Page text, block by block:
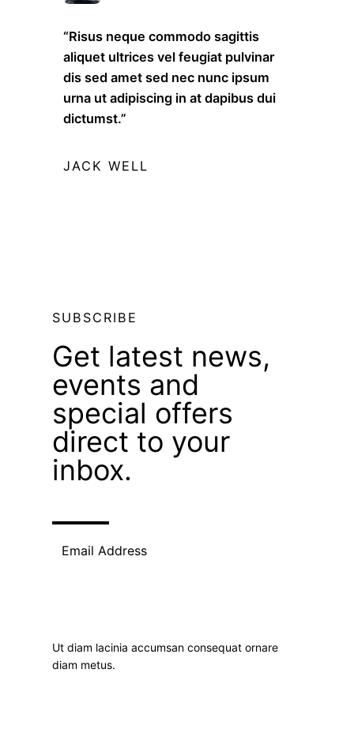
“Risus neque commodo sagittis
aliquet ultrices vel feugiat pulvinar
dis sed amet sed nec nunc ipsum
urna ut adipiscing in at dapibus dui
dictumst.”
JACK WELL
SUBSCRIBE
Get latest news,
events and
special offers
direct to your
inbox.
Ut diam lacinia accumsan consequat ornare
diam metus.